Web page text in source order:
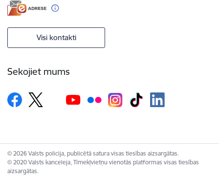
Visi kontakti
Sekojiet mums
© 2026 Valsts policija, publicētā satura visas tiesības aizsargātas.
© 2020 Valsts kanceleja, Tīmekļvietņu vienotās platformas visas tiesības
aizsargātas.